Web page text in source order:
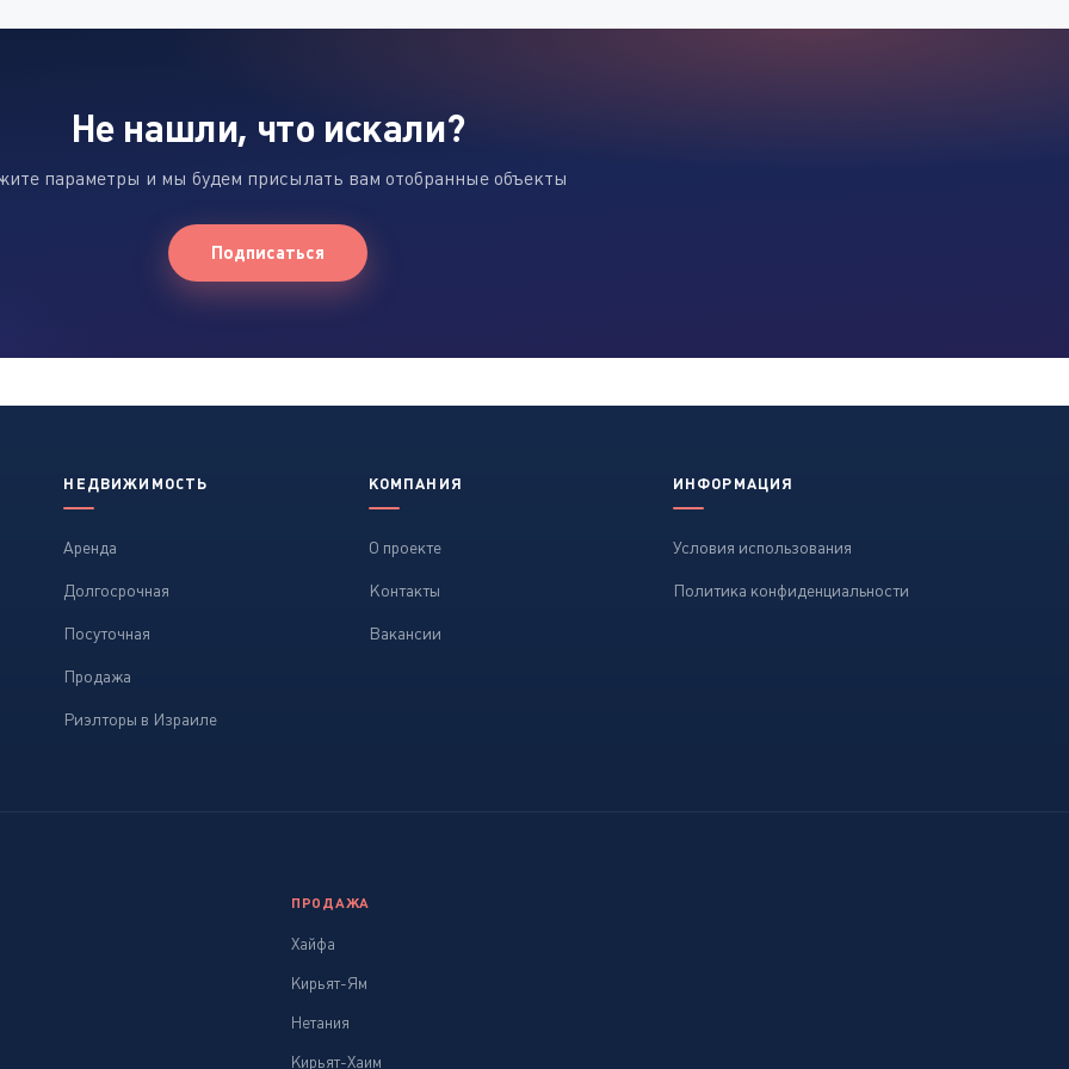
Не нашли, что искали?
параметры и мы будем присылать вам отобранные объекты
Подписаться
НЕДВИЖИМОСТЬ
Аренда
Долгосрочная
Посуточная
Продажа
Риэлторы в Израиле
КОМПАНИЯ
О проекте
Контакты
Вакансии
ИНФОРМАЦИЯ
Условия использования
Политика конфиденциальности
ПРОДАЖА
Хайфа
Кирьят-Ям
Нетания
Кирьят-Хаим